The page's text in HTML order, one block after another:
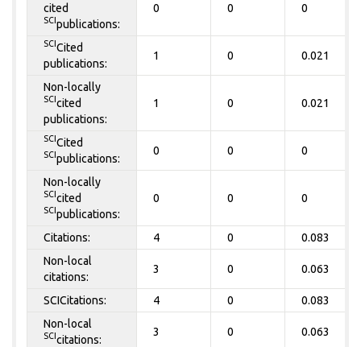
cited
SCI publications:
0 0 0
SCI Cited
publications:
1 0 0.021
Non-locally
SCI cited
publications:
1 0 0.021
SCI Cited
SCI publications:
0 0 0
Non-locally
SCI cited
SCI publications:
0 0 0
Citations: 4 0
0.083
Non-local
citations:
3 0 0.063
SCICitations: 4 0
0.083
Non-local
SCI citations:
3 0 0.063